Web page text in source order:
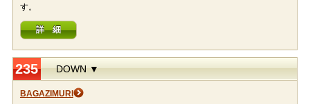
す。
詳 細
235 DOWN ▼
BAGAZIMURI